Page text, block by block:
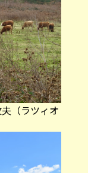
（ラツィオ